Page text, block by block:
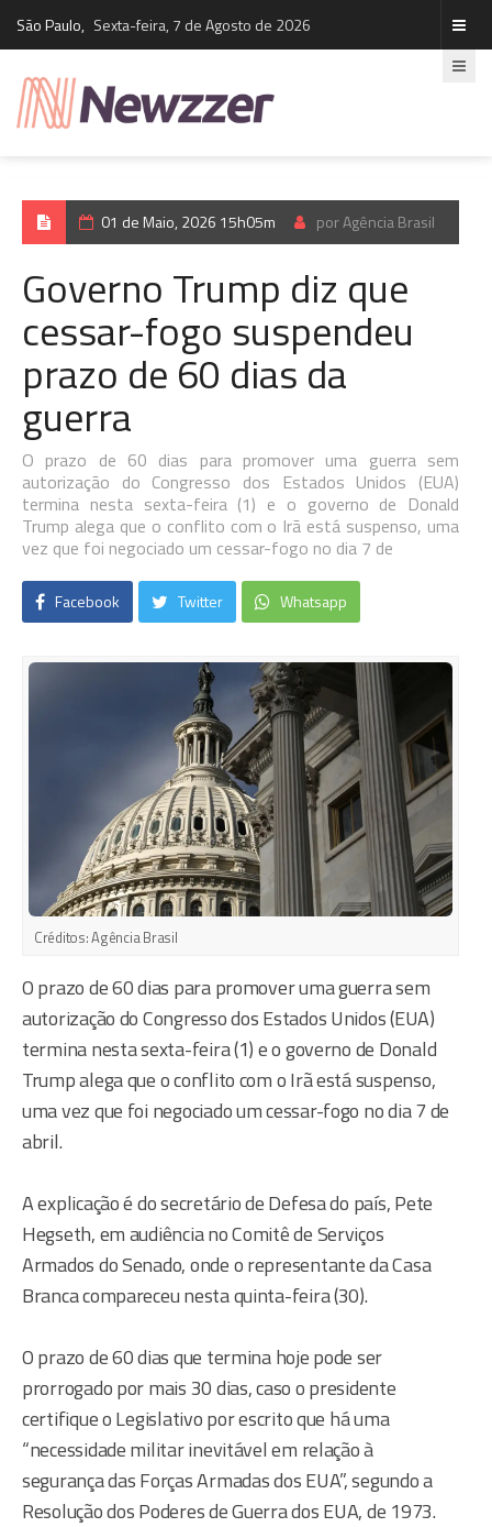
São Paulo, Sexta-feira, 7 de Agosto de 2026
01 de Maio, 2026 15h05m por Agência Brasil
Governo Trump diz que
cessar-fogo suspendeu
prazo de 60 dias da
guerra
O prazo de 60 dias para promover uma guerra sem
autorização do Congresso dos Estados Unidos (EUA)
termina nesta sexta-feira (1) e o governo de Donald
Trump alega que o conflito com o Irã está suspenso, uma
vez que foi negociado um cessar-fogo no dia 7 de
Facebook Twitter Whatsapp
Créditos:Agência Brasil
O prazo de 60 dias para promover uma guerra sem
autorização do Congresso dos Estados Unidos (EUA)
termina nesta sexta-feira (1) e o governo de Donald
Trump alega que o conflito com o Irã está suspenso,
uma vez que foi negociado um cessar-fogo no dia 7 de
abril.
A explicação é do secretário de Defesa do país, Pete
Hegseth, em audiência no Comitê de Serviços
Armados do Senado, onde o representante da Casa
Branca compareceu nesta quinta-feira (30).
O prazo de 60 dias que termina hoje pode ser
prorrogado por mais 30 dias, caso o presidente
certifique o Legislativo por escrito que há uma
“necessidade militar inevitável em relação à
segurança das Forças Armadas dos EUA”, segundo a
Resolução dos Poderes de Guerra dos EUA, de 1973.